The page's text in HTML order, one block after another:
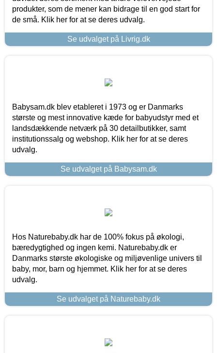
produkter, som de mener kan bidrage til en god start for
de små. Klik her for at se deres udvalg.
Se udvalget på Livrig.dk
Babysam.dk blev etableret i 1973 og er Danmarks
største og mest innovative kæde for babyudstyr med et
landsdækkende netværk på 30 detailbutikker, samt
institutionssalg og webshop. Klik her for at se deres
udvalg.
Se udvalget på Babysam.dk
Hos Naturebaby.dk har de 100% fokus på økologi,
bæredygtighed og ingen kemi. Naturebaby.dk er
Danmarks største økologiske og miljøvenlige univers til
baby, mor, barn og hjemmet. Klik her for at se deres
udvalg.
Se udvalget på Naturebaby.dk